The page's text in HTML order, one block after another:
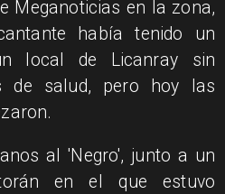
Meganoticias en la zona,
había tenido un
local de Licanray sin
de salud, pero hoy las
al 'Negro', junto a un
en el que estuvo